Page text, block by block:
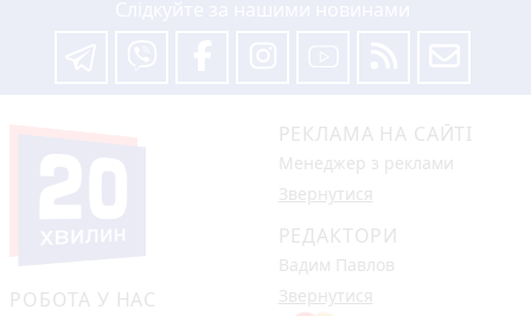
РОБОТА У НАС
РЕКЛАМА НА САЙТІ
Менеджер з реклами
Звернутися
РЕДАКТОРИ
Вадим Павлов
Звернутися